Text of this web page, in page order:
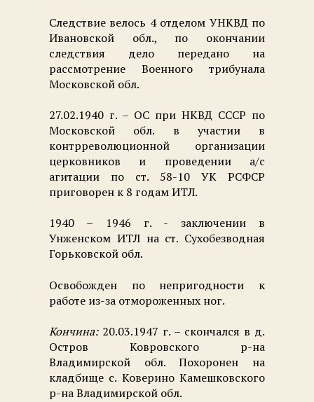
Следствие велось 4 отделом УНКВД по
Ивановской обл., по окончании
следствия дело передано на
рассмотрение Военного трибунала
Московской обл.
27.02.1940 г. – ОС при НКВД СССР по
Московской обл. в участии в
контрреволюционной организации
церковников и проведении а/с
агитации по ст. 58-10 УК РСФСР
приговорен к 8 годам ИТЛ.
1940 – 1946 г. - заключении в
Унженском ИТЛ на ст. Сухобезводная
Горьковской обл.
Освобожден по непригодности к
работе из-за отмороженных ног.
Кончина: 20.03.1947 г. – скончался в д.
Остров Ковровского р-на
Владимирской обл. Похоронен на
кладбище с. Коверино Камешковского
р-на Владимирской обл.